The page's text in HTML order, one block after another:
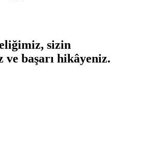
sizin
başarı hikâyeniz.